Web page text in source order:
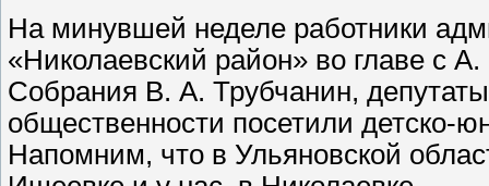
На минувшей неделе работники
«Николаевский район» во главе с
Собрания В. А. Трубчанин,
общественности посетили детско-
Напомним, что в Ульяновской